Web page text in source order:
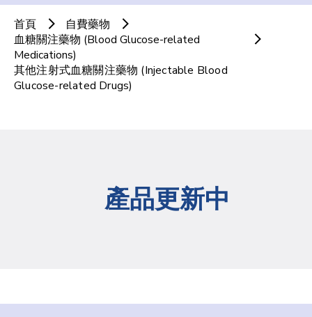
首頁
自費藥物
血糖關注藥物 (Blood Glucose-related
Medications)
其他注射式血糖關注藥物 (Injectable Blood
Glucose-related Drugs)
產品更新中